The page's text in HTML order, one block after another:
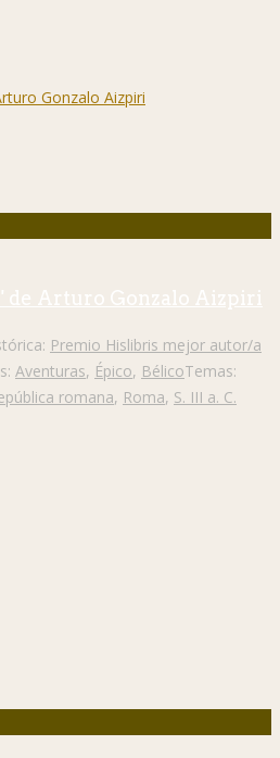
de Arturo Gonzalo Aizpiri
Premio Hislibris mejor autor/a
Aventuras, Épico, BélicoTemas:
romana, Roma, S. III a. C.